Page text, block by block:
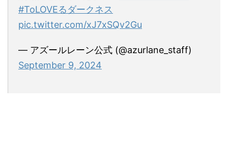
#ToLOVEるダークネス
pic.twitter.com/xJ7xSQv2Gu
— アズールレーン公式 (@azurlane_staff)
September 9, 2024